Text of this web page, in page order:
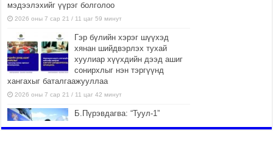
мэдээлэхийг үүрэг болголоо
2026 оны 7 сар 21 / 11 цаг 59 минут
Гэр бүлийн хэрэг шүүхэд
хянан шийдвэрлэх тухай
хуулиар хүүхдийн дээд ашиг
сонирхлыг нэн тэргүүнд
хангахыг баталгаажууллаа
2026 оны 7 сар 21 / 11 цаг 42 минут
Б.Пүрэвдагва: “Туул-1”